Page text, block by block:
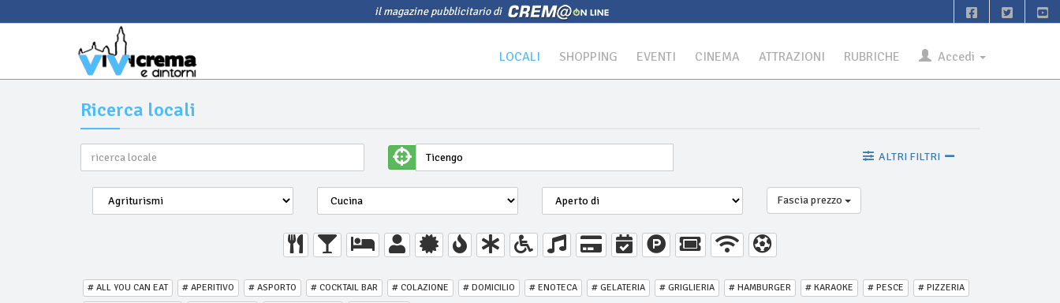
il magazine pubblicitario di
LOCALI SHOPPING EVENTI CINEMA ATTRAZIONI RUBRICHE Accedi
Ricerca locali
ALTRI FILTRI
Fascia prezzo
# ALL YOU CAN EAT # APERITIVO # ASPORTO # COCKTAIL BAR # COLAZIONE # DOMICILIO # ENOTECA # GELATERIA # GRIGLIERIA # HAMBURGER # KARAOKE # PESCE
# PIZZERIA